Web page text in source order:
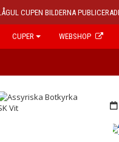
CUPEN BILDERNA
CUPER WEBSHOP